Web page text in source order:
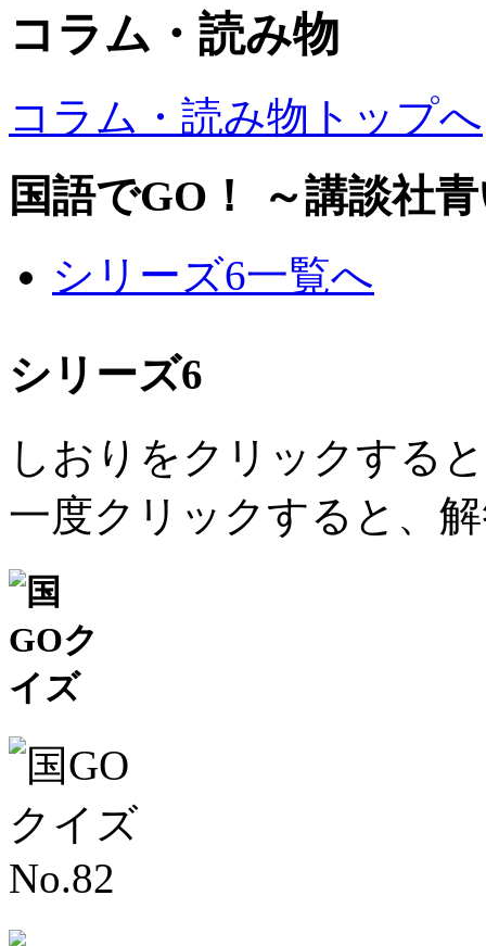
コラム・読み物
コラム・読み物トップへ
国語でGO！ ～講談社
シリーズ6一覧へ
シリーズ6
しおりをクリックする
一度クリックすると、